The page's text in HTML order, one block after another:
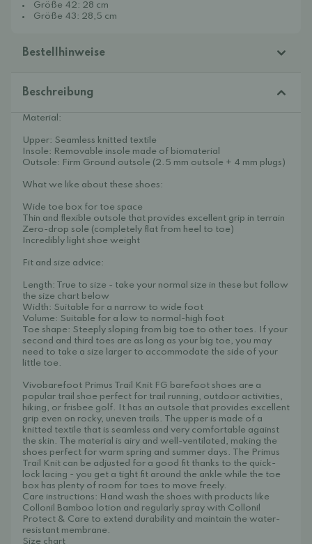
Größe 42: 28 cm
Größe 43: 28,5 cm
Bestellhinweise
Beschreibung
Material:
Upper: Seamless knitted textile
Insole: Removable insole made of biomaterial
Outsole: Firm Ground outsole (2.5 mm outsole + 4 mm plugs)
What we like about these shoes:
Wide toe box for toe space
Thin and flexible outsole that provides excellent grip in terrain
Zero-drop sole (completely flat from heel to toe)
Incredibly light shoe weight
Fit and size advice:
Length: True to size - take your normal size in these but follow
the size chart below
Width: Suitable for a narrow to wide foot
Volume: Suitable for a low to normal-high foot
Toe shape: Steeply sloping from big toe to other toes. If your
second and third toes are as long as your big toe, you may
need to take a size larger to accommodate the side of your
little toe.
Vivobarefoot Primus Trail Knit FG barefoot shoes are a
popular trail shoe perfect for trail running, outdoor activities,
hiking, or frisbee golf. It has an outsole that provides excellent
grip even on rocky, uneven trails. The upper is made of a
knitted textile that is seamless and very comfortable against
the skin. The material is airy and well-ventilated, making the
shoes perfect for warm spring and summer days. The Primus
Trail Knit can be adjusted for a good fit thanks to the quick-
lock lacing - you get a tight fit around the ankle while the toe
box has plenty of room for toes to move freely.
Care instructions: Hand wash the shoes with products like
Collonil Bamboo lotion and regularly spray with Collonil
Protect & Care to extend durability and maintain the water-
resistant membrane.
Size chart